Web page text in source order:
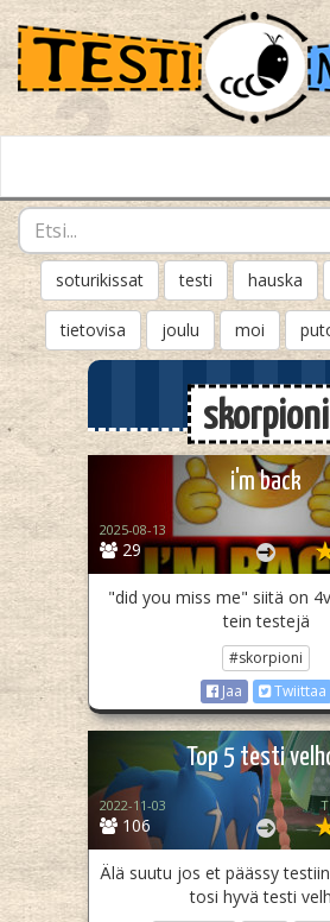
soturikissat testi hauska
tietovisa joulu moi
skorpioni
i'm back
29
2025-08-13
"did you miss me" siitä on
tein testejä
#skorpioni
Jaa
Twiittaa
Top 5 testi
106
2022-11-03
Älä suutu jos et päässy
tosi hyvä testi